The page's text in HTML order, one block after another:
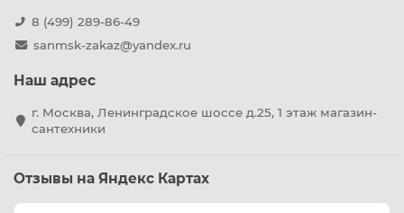
8 (499) 289-86-49
sanmsk-zakaz@yandex.ru
Наш адрес
г. Москва, Ленинградское шоссе д.25, 1 этаж магазин-
сантехники
Отзывы на Яндекс Картах